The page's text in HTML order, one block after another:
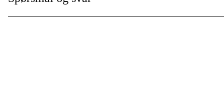
Global garanti: